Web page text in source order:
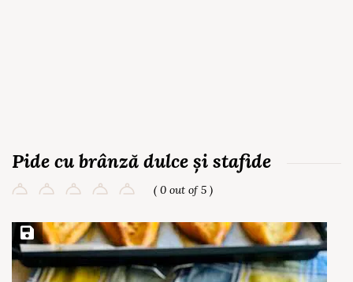
Pide cu brânză dulce și stafide
( 0 out of 5 )
Save Recipe